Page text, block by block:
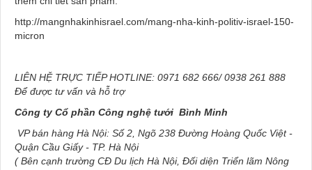
http://mangnhakinhisrael.com/mang-nha-kinh-politiv-israel-150-
micron
LIÊN HỆ TRỰC TIẾP HOTLINE: 0971 682 666/ 0938 261 888
Để được tư vấn và hỗ trợ
Công ty Cổ phần Công nghệ tưới Bình Minh
VP bán hàng Hà Nội: Số 2, Ngõ 238 Đường Hoàng Quốc Việt -
Quận Cầu Giấy - TP. Hà Nội
( Bên cạnh trường CĐ Du lịch Hà Nội, Đối diện Triển lãm Nông